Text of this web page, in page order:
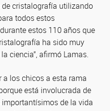
de cristalografía utilizando
todos estos
estos 110 años que
ha sido muy
ciencia”, afirmó Lamas.
a los chicos a esta rama
está involucrada de
de la vida